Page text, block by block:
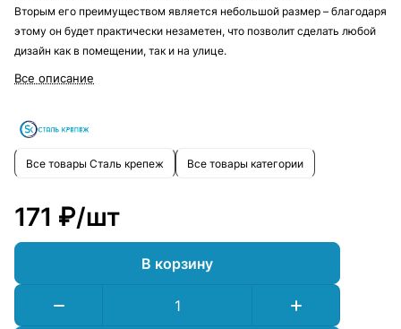
Вторым его преимуществом является небольшой размер – благодаря
этому он будет практически незаметен, что позволит сделать любой
дизайн как в помещении, так и на улице.
Все описание
Все товары Сталь крепеж Все товары категории
171 ₽/шт
В корзину